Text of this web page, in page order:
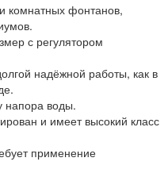
комнатных фонтанов,
с регулятором
надёжной работы, как в
напора воды.
и имеет высокий класс
применение